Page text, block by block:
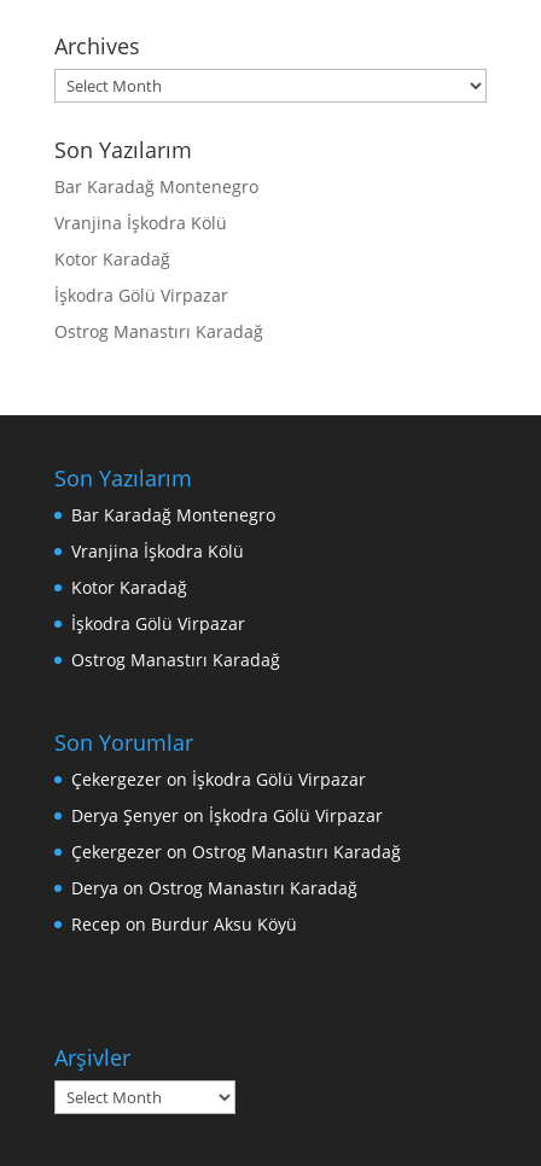
Archives
Archives
Son Yazılarım
Bar Karadağ Montenegro
Vranjina İşkodra Kölü
Kotor Karadağ
İşkodra Gölü Virpazar
Ostrog Manastırı Karadağ
Son Yazılarım
Bar Karadağ Montenegro
Vranjina İşkodra Kölü
Kotor Karadağ
İşkodra Gölü Virpazar
Ostrog Manastırı Karadağ
Son Yorumlar
Çekergezeron İşkodra Gölü Virpazar
Derya Şenyeron İşkodra Gölü Virpazar
Çekergezeron Ostrog Manastırı Karadağ
Derya on Ostrog Manastırı Karadağ
Recep on Burdur Aksu Köyü
Arşivler
Arşivler